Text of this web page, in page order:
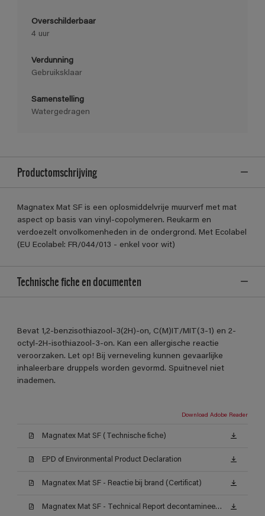
Overschilderbaar
4 uur
Verdunning
Gebruiksklaar
Samenstelling
Watergedragen
Productomschrijving
Magnatex Mat SF is een oplosmiddelvrije muurverf met mat
aspect op basis van vinyl-copolymeren. Reukarm en
verdoezelt onvolkomenheden in de ondergrond. Met Ecolabel
(EU Ecolabel: FR/044/013 - enkel voor wit)
Technische fiche en documenten
Bevat 1,2-benzisothiazool-3(2H)-on, C(M)IT/MIT(3-1) en 2-
octyl-2H-isothiazool-3-on. Kan een allergische reactie
veroorzaken. Let op! Bij verneveling kunnen gevaarlijke
inhaleerbare druppels worden gevormd. Spuitnevel niet
inademen.
Download Adobe Reader
Magnatex Mat SF (Technische fiche)
EPD of Environmental Product Declaration
Magnatex Mat SF - Reactie bij brand (Certificat)
Magnatex Mat SF - Technical Report decontamineerbaarheid (Certificat)